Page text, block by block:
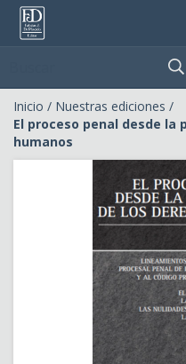
Inicio / Nuestras ediciones /
El proceso penal desde la
humanos